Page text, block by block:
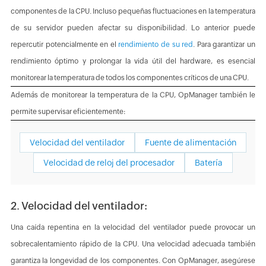
componentes de la CPU. Incluso pequeñas fluctuaciones en la temperatura
de su servidor pueden afectar su disponibilidad. Lo anterior puede
repercutir potencialmente en el rendimiento de su red . Para garantizar un
rendimiento óptimo y prolongar la vida útil del hardware, es esencial
monitorear la temperatura de todos los componentes críticos de una CPU.
Además de monitorear la temperatura de la CPU, OpManager también le
permite supervisar eficientemente:
Velocidad del ventilador Fuente de alimentación
Velocidad de reloj del procesador Batería
2. Velocidad del ventilador:
Una caída repentina en la velocidad del ventilador puede provocar un
sobrecalentamiento rápido de la CPU. Una velocidad adecuada también
garantiza la longevidad de los componentes. Con OpManager, asegúrese